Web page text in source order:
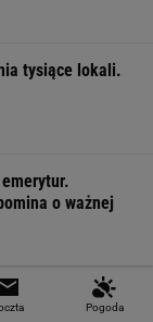
tysiące lokali.
o ważnej
Pogoda